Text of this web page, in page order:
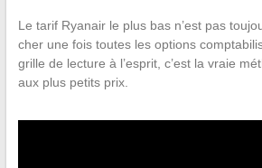
Le tarif Ryanair le plus bas n’est pas
cher une fois toutes les options
grille de lecture à l’esprit, c’est la vraie
aux plus petits prix.